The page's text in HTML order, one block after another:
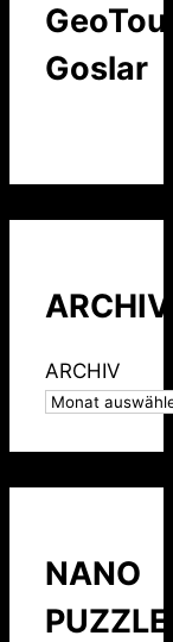
GeoTour
Goslar
ARCHIV
ARCHIV
NANO
PUZZLE